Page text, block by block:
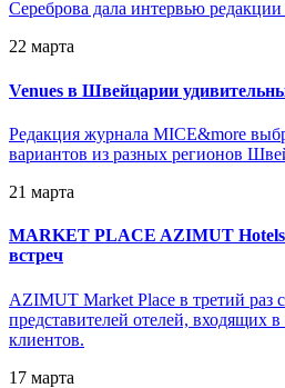
Сереброва дала интервью
22 марта
Venues в Швейцарии
Редакция журнала MICE&more
вариантов из разных регионов
21 марта
MARKET PLACE AZIMUT
встреч
AZIMUT Market Place в третий раз
представителей отелей, входящих
клиентов.
17 марта